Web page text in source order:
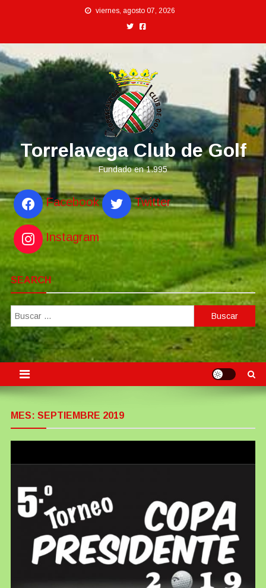
viernes, agosto 07, 2026
Torrelavega Club de Golf
Fundado en 1.995
Facebook Twitter
Instagram
SEARCH
Buscar:
MES: SEPTIEMBRE 2019